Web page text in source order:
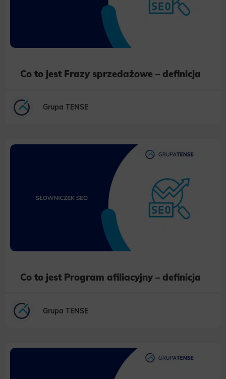
Co to jest Frazy sprzedażowe – definicja
Grupa TENSE
Co to jest Program afiliacyjny – definicja
Grupa TENSE